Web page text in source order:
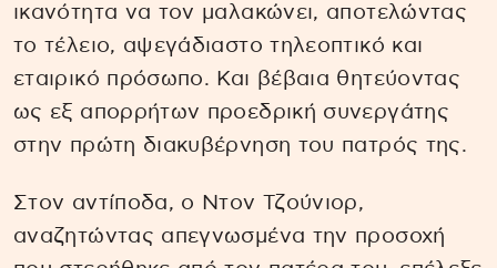
ικανότητα να τον μαλακώνει, αποτελώντας
το τέλειο, αψεγάδιαστο τηλεοπτικό και
εταιρικό πρόσωπο. Και βέβαια θητεύοντας
ως εξ απορρήτων προεδρική συνεργάτης
στην πρώτη διακυβέρνηση του πατρός της.
Στον αντίποδα, ο Ντον Τζούνιορ,
αναζητώντας απεγνωσμένα την προσοχή